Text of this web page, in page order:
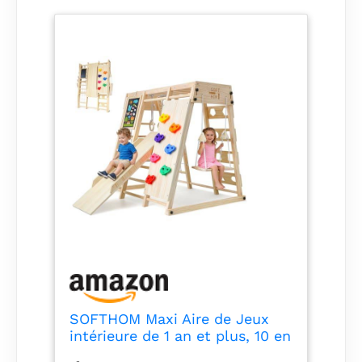
SOFTHOM Maxi Aire de Jeux
intérieure de 1 an et plus, 10 en